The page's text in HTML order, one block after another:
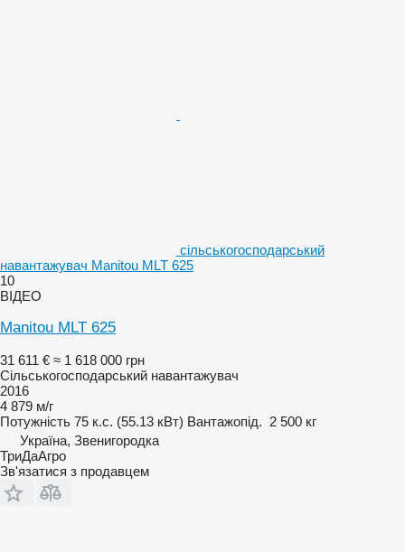
сільськогосподарський
навантажувач Manitou MLT 625
10
ВІДЕО
Manitou MLT 625
31 611 € ≈ 1 618 000 грн
Сільськогосподарський навантажувач
2016
4 879 м/г
Потужність 75 к.с. (55.13 кВт) Вантажопід. 2 500 кг
Україна, Звенигородка
ТриДаАгро
Зв'язатися з продавцем